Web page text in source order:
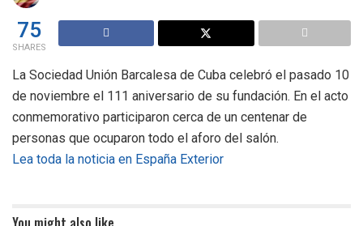
75
SHARES
La Sociedad Unión Barcalesa de Cuba celebró el pasado 10
de noviembre el 111 aniversario de su fundación. En el acto
conmemorativo participaron cerca de un centenar de
personas que ocuparon todo el aforo del salón.
Lea toda la noticia en España Exterior